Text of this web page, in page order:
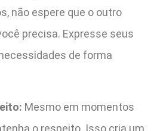
não espere que o outro
precisa. Expresse seus
de forma
Mesmo em momentos
o respeito. Isso cria um